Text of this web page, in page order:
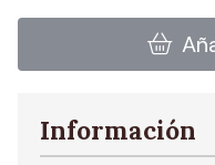
Información